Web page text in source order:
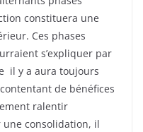
constituera une
Ces phases
s’expliquer par
il y a aura toujours
de bénéfices
ralentir
une consolidation, il